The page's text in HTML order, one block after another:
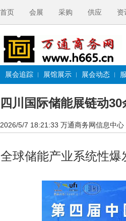
首页 会展 采购 供应 资
展会追踪 展馆展示 展会动态
四川国际储能展链动
2026/5/7 18:21:33 万通商务网信息中心
全球储能产业系统性